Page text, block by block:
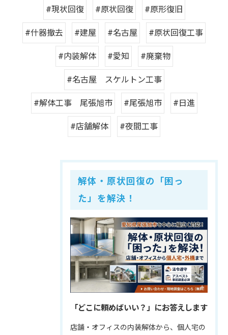
#現状回復 #原状回復 #原形復旧
#什器撤去 #建屋 #名古屋 #原状回復工事
#内装解体 #愛知 #廃棄物
#名古屋 スケルトン工事
#解体工事 尾張旭市 #尾張旭市 #日進
#店舗解体 #夜間工事
解体・原状回復の「困っ
た」を解決！
「どこに頼めばいい？」にお答えします
店舗・オフィスの内装解体から、個人宅の